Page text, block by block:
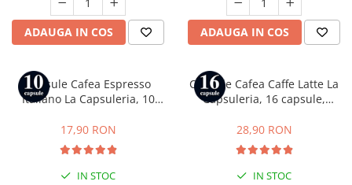
ADAUGA IN COS ADAUGA IN COS
Capsule Cafea Espresso
Italiano La Capsuleria, 10
Nespresso
17,90 RON
IN STOC
Capsule Cafea Caffe Latte La
Capsuleria, 16 capsule,
28,90 RON
IN STOC